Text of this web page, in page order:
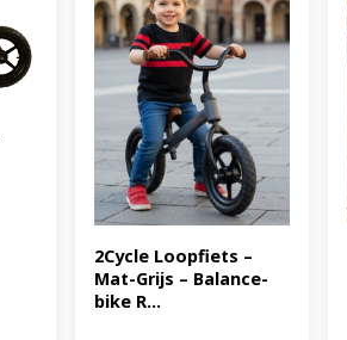
2Cycle Loopfiets –
Mat-Grijs – Balance-
bike R...